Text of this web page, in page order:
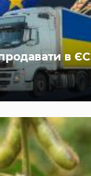
в ЄС